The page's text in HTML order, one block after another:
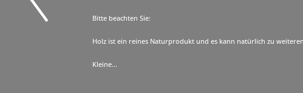
Bitte beachten Sie:
Holz ist ein reines Naturprodukt und es kann natürlich zu
Kleine...